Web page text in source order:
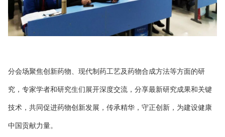
分会场聚焦创新药物、现代制药工艺及药物合成方法等方面的研
究，专家学者和研究生们展开深度交流，分享最新研究成果和关键
技术，共同促进药物创新发展，传承精华，守正创新，为建设健康
中国贡献力量。